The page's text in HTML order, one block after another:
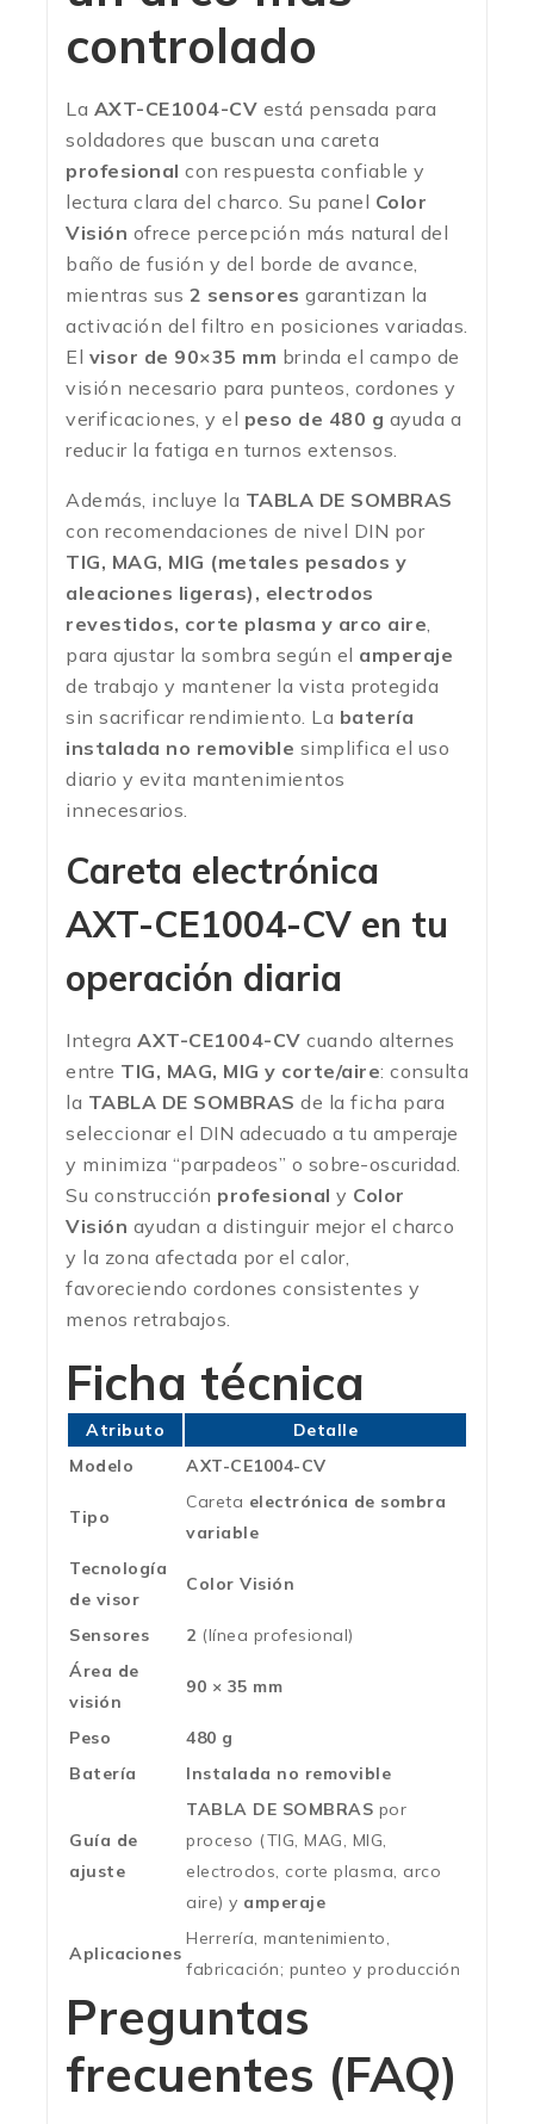
controlado
La AXT-CE1004-CV está pensada para
soldadores que buscan una careta
profesional con respuesta confiable y
lectura clara del charco. Su panel Color
Visión ofrece percepción más natural del
baño de fusión y del borde de avance,
mientras sus 2 sensores garantizan la
activación del filtro en posiciones variadas.
El visor de 90×35 mm brinda el campo de
visión necesario para punteos, cordones y
verificaciones, y el peso de 480 g ayuda a
reducir la fatiga en turnos extensos.
Además, incluye la TABLA DE SOMBRAS
con recomendaciones de nivel DIN por
TIG, MAG, MIG (metales pesados y
aleaciones ligeras), electrodos
revestidos, corte plasma y arco aire,
para ajustar la sombra según el amperaje
de trabajo y mantener la vista protegida
sin sacrificar rendimiento. La batería
instalada no removible simplifica el uso
diario y evita mantenimientos
innecesarios.
Careta electrónica
AXT-CE1004-CV en tu
operación diaria
Integra AXT-CE1004-CV cuando alternes
entre TIG, MAG, MIG y corte/aire: consulta
la TABLA DE SOMBRAS de la ficha para
seleccionar el DIN adecuado a tu amperaje
y minimiza “parpadeos” o sobre-oscuridad.
Su construcción profesional y Color
Visión ayudan a distinguir mejor el charco
y la zona afectada por el calor,
favoreciendo cordones consistentes y
menos retrabajos.
Ficha técnica
Atributo
Detalle
Modelo
AXT-CE1004-CV
Tipo
Careta electrónica de sombra
variable
Tecnología
de visor
Color Visión
Sensores 2 (línea profesional)
Área de
visión
90 × 35 mm
Peso
480 g
Batería
Instalada no removible
Guía de
ajuste
TABLA DE SOMBRAS por
proceso (TIG, MAG, MIG,
electrodos, corte plasma, arco
aire) y amperaje
Aplicaciones
Herrería, mantenimiento,
fabricación; punteo y producción
Preguntas
frecuentes (FAQ)